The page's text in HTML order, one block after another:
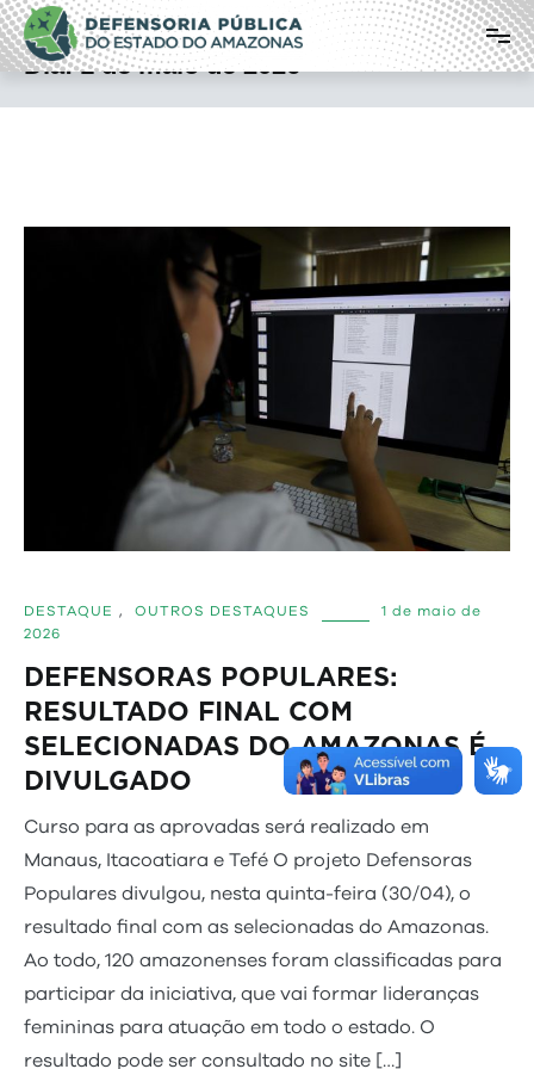
Pular
para
o
conteúdo
Defensoria Pública do Estado do
Amazonas
Dia:1 de maio de 2026
DESTAQUE , OUTROS DESTAQUES
1 de maio de
2026
DEFENSORAS POPULARES:
RESULTADO FINAL COM
SELECIONADAS DO AMAZONAS É
DIVULGADO
Curso para as aprovadas será realizado em
Manaus, Itacoatiara e Tefé O projeto Defensoras
Populares divulgou, nesta quinta-feira (30/04), o
resultado final com as selecionadas do Amazonas.
Ao todo, 120 amazonenses foram classificadas para
participar da iniciativa, que vai formar lideranças
femininas para atuação em todo o estado. O
resultado pode ser consultado no site […]